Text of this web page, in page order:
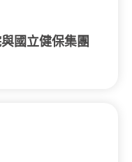
國立健保集團